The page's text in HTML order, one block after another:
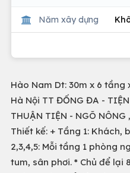
Năm xây dựng
Hào Nam Dt: 30m x 6
Hà Nội TT ĐỐNG ĐA -
THUẬN TIỆN - NGÕ NÔNG
Thiết kế: + Tầng 1: Khách,
2,3,4,5: Mỗi tầng 1 phòng
tum, sân phơi. * Chủ để lại